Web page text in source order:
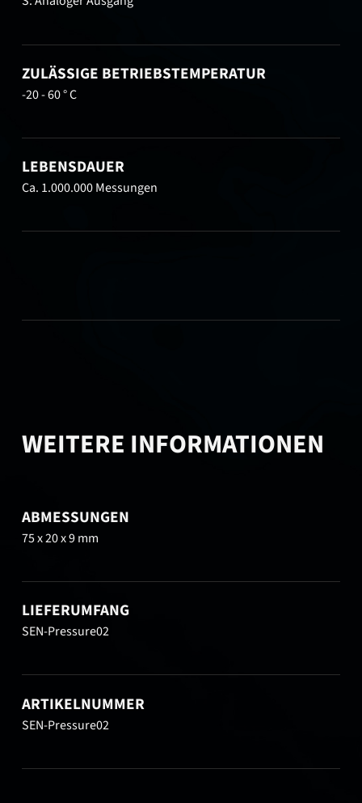
ZULÄSSIGE BETRIEBSTEMPERATUR
-20 - 60 ° C
LEBENSDAUER
Ca. 1.000.000 Messungen
WEITERE INFORMATIONEN
ABMESSUNGEN
75 x 20 x 9 mm
LIEFERUMFANG
SEN-Pressure02
ARTIKELNUMMER
SEN-Pressure02